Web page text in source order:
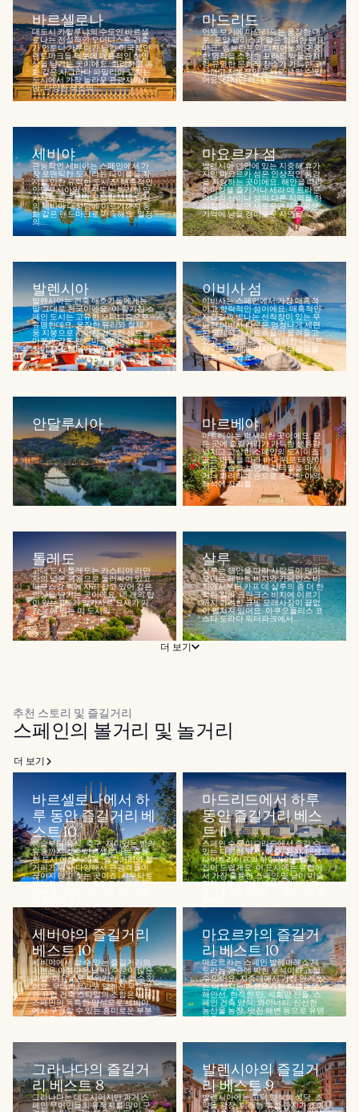
바르셀로나
대도시 카탈루냐의 수도인 바르셀
로나는 전설적인 모더니스트 건축
가 안토니 가우디가 남긴 이국적인
랜드마크들 덕분에 매혹적인 첫인
상을 남기는 곳이에요. 화려하고 동
화 같은 사그라다 파밀리아 교회는
도시에서 가장 놀라운 관광지이지
만, 다양한 색조의...
마드리드
언뜻 보기에 마드리드는 웅장한 대
로, 로얄 팰리스와 같은 화려한 랜드
마크, 렘브란트와 티치아노의 귀중
한 명작을 소장한 프라도 박물관처
럼 유명한 문화적 장소가 가득한 고
상하고 전통적인 도시로 보일 수 있
어요. 하지만 이...
세비야
관능적인 세비야는 스페인에서 가
장 로맨틱한 도시라는 타이틀을 차
지할 만한 유력한 도시죠. 매혹적인
안달루시아의 이 수도는 화려한 알
카자르 왕궁부터 웅장한 고딕 양식
의 세비야 대성당에 이르기까지 동
화 같은 랜드마크로 가득해요. 열정
의...
마요르카 섬
발렌시아 연안에 있는 지중해 휴가
지인 마요르카 섬은 인상적인 풍경
을 자랑하는 곳이에요. 해안을 따라
하이킹을 즐기거나 세라 데 트라문
타나의 산이나 섬의 다른 지역을 하
이킹하다 보면 새로우면서도 평생
기억에 남을 경이로운 자연을...
발렌시아
발렌시아는 건축 애호가들에게는
말 그대로 천국이에요. 이 활기찬 스
페인 도시는 고유한 모더니즘으로
유명한데요. 웅장한 유리와 철제 기
둥 지붕으로 지어진 거대한 센트럴
마켓과 같은 랜드마크에 이러한 특
징이 잘 표현되어 있어요...
이비사 섬
이비사는 스페인에서 가장 매혹적
이고 향락적인 섬이에요. 매혹적인
자갈길과 빛나는 선착장이 있는 우
아한 이비사 타운은 엄청나게 세련
된 국제적인 제트족들이 몰려들고
있고, 샌 안토니오의 화려한 나이트
라이프는 세계 각지의 파티광들을
유혹하고 있죠...
안달루시아 마르베야
마르베야는 럭셔리한 곳이에요. 모
든 곳에 즐길거리가 가득한 생동감
넘치고 고상한 스페인의 도시이죠.
골든 마일을 따라 바다 위로 태양이
지는 모습을 보면서 칵테일을 마시
거나 화려하게 손으로 조각한 야외
좌석에 자리를...
톨레도
고대 도시 톨레도는 카스티야 라만
차의 넓은 평원으로 둘러싸여 있고
타구스강 위에 자리 잡고 있어 깊은
인상을 남기는 곳이에요. 네 개의 탑
이 있는 11세기 알카사르 요새가 가
장 눈에 띄는 이 도시의...
살루
살루는 해안을 따라 사람들이 많이
모이는 레반트 비치와 카페얀스 비
치에서부터 카프 데 살루의 좀 더 한
적한 칼라 크란크스 비치에 이르기
까지 화려한 금빛 모래사장이 끝없
이 펼쳐져 있어요. 아쿠오폴리스 코
스타 도라다 워터파크에서...
더 보기
추천 스토리 및 즐길거리
스페인의 볼거리 및 놀거리
더 보기
바르셀로나에서 하
루 동안 즐길거리 베
스트 10
예술부터 음식, 축구, 재미있는 밤의
유흥까지 갖춘 바르셀로나는 훌륭
한 도시 여행지예요. 즐길거리와 볼
거리가 워낙 다양해서 관광객들이
끊이지 않고 찾는 곳이죠. 시우타트
벨라와 고딕 디스트릭트의 랜드마
마드리드에서 하루
동안 즐길거리 베스
트 11
스페인 수도 마드리드에서 즐길 수
있는 다양한 역사, 예술, 음식, 패션,
나이트라이프의 하이라이트를 콕
집어 드릴게요. 이 도시에는 유럽에
서 가장 훌륭한 스페인 및 남미 미술
컬렉션을 소장한 박물관과 미술관
세비야의 즐길거리
베스트 10
세비야에서 할 수 있는 즐길거리의
기본은 아름다운 날씨, 수분이 많은
과일, 여유로운 분위기라고 할 수 있
어요. 무데하르라고 알려진 무슬림
과 유럽 건축 스타일의 조합은 남부
스페인의 독특한 양식으로 세비야
에서 구경할 수 있는 흥미로운 부분
이에요. 도시...
마요르카의 즐길거
리 베스트 10
마요르카는 스페인 발레아레스 제
도라는 왕관에 박힌 보석이라고 할
수 있어요. 지중해에서 가장 인기 있
는 여행지인 마요르카는 아름다운
해안선, 한적한 만, 석회암 산들, 스
페인 건축 양식, 와이너리, 신선한
농산물 농장, 멋진 해변 등으로 유명
해요...
그라나다의 즐길거
리 베스트 8
그라나다는 대도시이지만 과거 스
페인 무어인들의 유적지를 많이 구
발렌시아의 즐길거
리 베스트 9
발렌시아에는 고딕 양식의 성당, 조
약돌 광장, 미래형 복합 단지가 조화